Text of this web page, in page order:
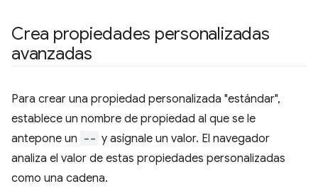
Crea propiedades personalizadas
avanzadas
Para crear una propiedad personalizada "estándar",
establece un nombre de propiedad al que se le
antepone un -- y asígnale un valor. El navegador
analiza el valor de estas propiedades personalizadas
como una cadena.